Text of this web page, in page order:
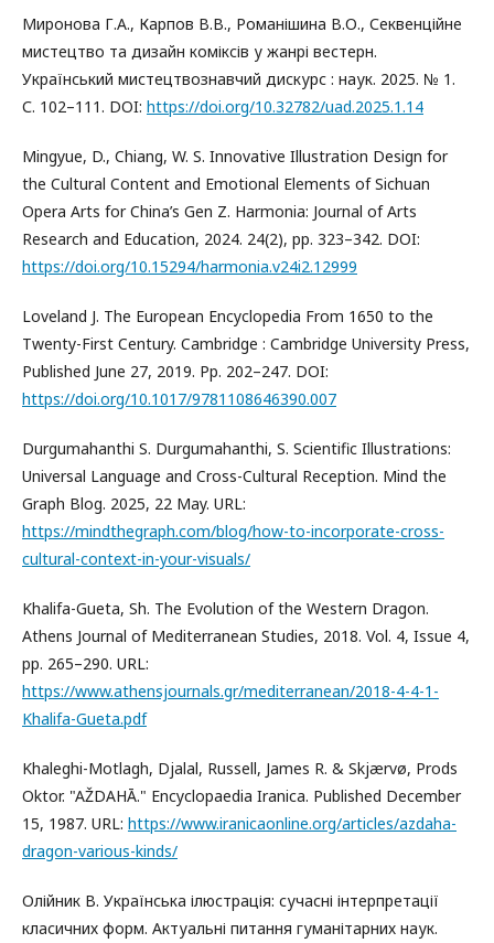
Миронова Г.А., Карпов В.В., Романішина В.О., Секвенційне
мистецтво та дизайн коміксів у жанрі вестерн.
Український мистецтвознавчий дискурс : наук. 2025. № 1.
С. 102–111. DOI: https://doi.org/10.32782/uad.2025.1.14
Mingyue, D., Chiang, W. S. Innovative Illustration Design for
the Cultural Content and Emotional Elements of Sichuan
Opera Arts for China’s Gen Z. Harmonia: Journal of Arts
Research and Education, 2024. 24(2), рр. 323–342. DOI:
https://doi.org/10.15294/harmonia.v24i2.12999
Loveland J. The European Encyclopedia From 1650 to the
Twenty-First Century. Cambridge : Cambridge University Press,
Published June 27, 2019. Pp. 202–247. DOI:
https://doi.org/10.1017/9781108646390.007
Durgumahanthi S. Durgumahanthi, S. Scientific Illustrations:
Universal Language and Cross-Cultural Reception. Mind the
Graph Blog. 2025, 22 May. URL:
https://mindthegraph.com/blog/how-to-incorporate-cross-
cultural-context-in-your-visuals/
Khalifa-Gueta, Sh. The Evolution of the Western Dragon.
Athens Journal of Mediterranean Studies, 2018. Vol. 4, Issue 4,
рр. 265–290. URL:
https://www.athensjournals.gr/mediterranean/2018-4-4-1-
Khalifa-Gueta.pdf
Khaleghi-Motlagh, Djalal, Russell, James R. & Skjærvø, Prods
Oktor. "AŽDAHĀ." Encyclopaedia Iranica. Published December
15, 1987. URL: https://www.iranicaonline.org/articles/azdaha-
dragon-various-kinds/
Олійник В. Українська ілюстрація: сучасні інтерпретації
класичних форм. Актуальні питання гуманітарних наук.